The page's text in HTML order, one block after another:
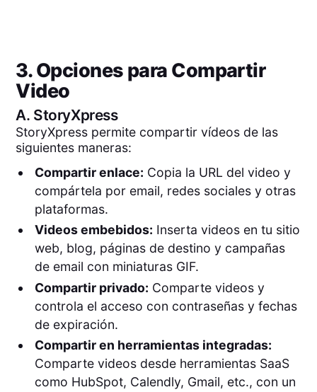
3. Opciones para Compartir
Video
A. StoryXpress
StoryXpress permite compartir vídeos de las
siguientes maneras:
Compartir enlace: Copia la URL del video y
compártela por email, redes sociales y otras
plataformas.
Videos embebidos: Inserta videos en tu sitio
web, blog, páginas de destino y campañas
de email con miniaturas GIF.
Compartir privado: Comparte videos y
controla el acceso con contraseñas y fechas
de expiración.
Compartir en herramientas integradas:
Comparte videos desde herramientas SaaS
como HubSpot, Calendly, Gmail, etc., con un